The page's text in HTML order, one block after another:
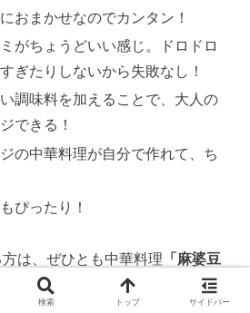
おまかせなのでカンタン！
がちょうどいい感じ。ドロドロ
ぎたりしないから失敗なし！
調味料を加えることで、大人の
できる！
の中華料理が自分で作れて、ち
ぴったり！
は、ぜひとも中華料理 「麻婆豆
。
検索 トップ サイドバー